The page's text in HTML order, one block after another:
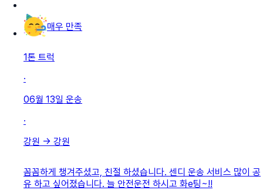
매우 만족
1톤 트럭
·
06월 13일 운송
·
강원 → 강원
꼼꼼하게 챙겨주셨고, 친절 하셨습니다. 센디 운송 서비스 많이 공
유 하고 싶어졌습니다. 늘 안전운전 하시고 화e팅~!!